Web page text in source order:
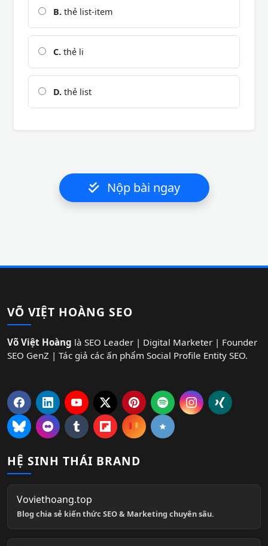
B. thẻ list-item
C. thẻ li
D. thẻ list
Nộp bài ngay
VÕ VIỆT HOÀNG SEO
Võ Việt Hoàng là SEO Leader | Digital Marketer | Founder
SEO GenZ | Tác giả các ấn phẩm Social Profile Entity SEO.
HỆ SINH THÁI BRAND
Voviethoang.top
Blog chia sẻ kiến thức SEO & Marketing chuyên sâu.